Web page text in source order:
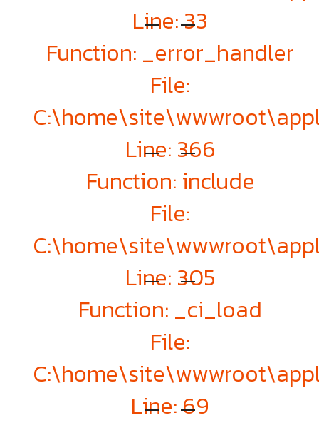
Line: 33
Function: _error_handler
File:
Line: 366
Function: include
File:
Line: 305
Function: _ci_load
File:
Line: 69